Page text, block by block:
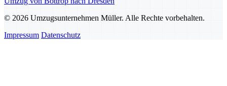
© 2026 Umzugsunternehmen Müller. Alle Rechte vorbehalten.
Impressum Datenschutz